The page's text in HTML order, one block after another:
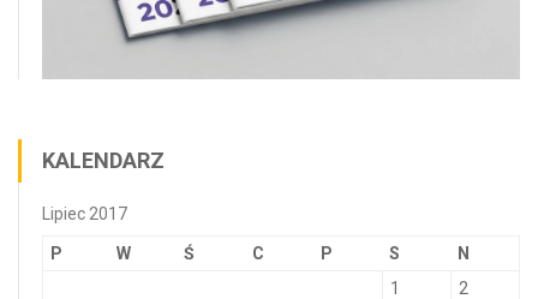
KALENDARZ
Lipiec 2017
P W Ś C P S N
1
2